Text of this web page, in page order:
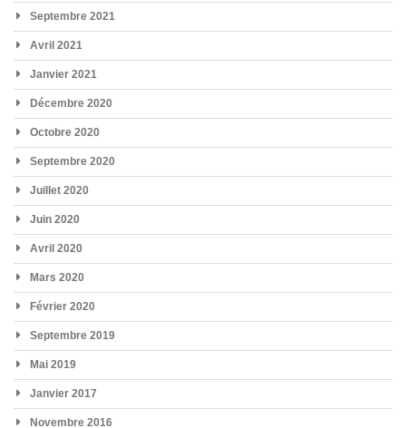
Septembre 2021
Avril 2021
Janvier 2021
Décembre 2020
Octobre 2020
Septembre 2020
Juillet 2020
Juin 2020
Avril 2020
Mars 2020
Février 2020
Septembre 2019
Mai 2019
Janvier 2017
Novembre 2016